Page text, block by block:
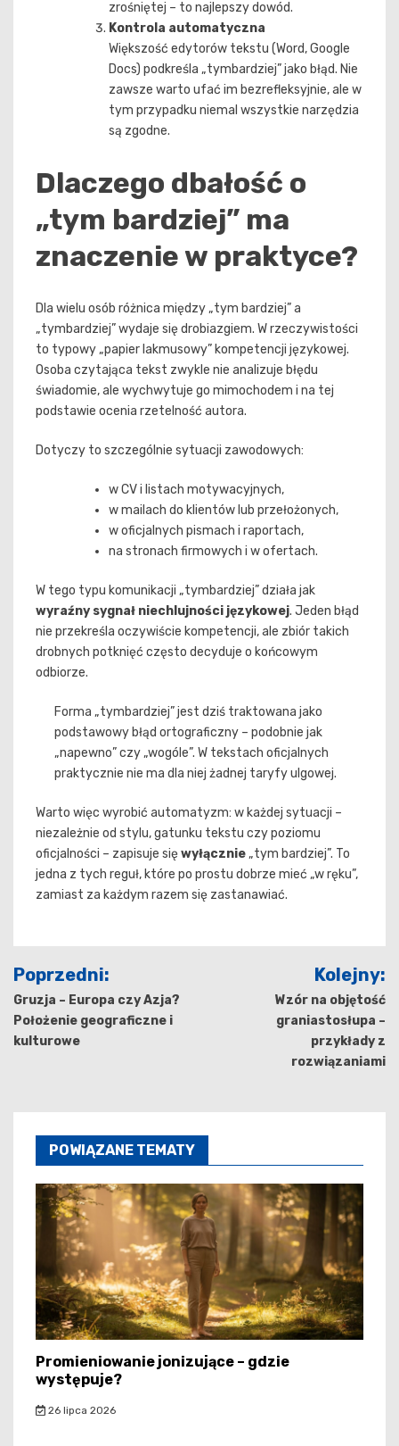
zrośniętej – to najlepszy dowód.
Kontrola automatyczna
Większość edytorów tekstu (Word, Google
Docs) podkreśla „tymbardziej” jako błąd. Nie
zawsze warto ufać im bezrefleksyjnie, ale w
tym przypadku niemal wszystkie narzędzia
są zgodne.
Dlaczego dbałość o
„tym bardziej” ma
znaczenie w praktyce?
Dla wielu osób różnica między „tym bardziej” a
„tymbardziej” wydaje się drobiazgiem. W rzeczywistości
to typowy „papier lakmusowy” kompetencji językowej.
Osoba czytająca tekst zwykle nie analizuje błędu
świadomie, ale wychwytuje go mimochodem i na tej
podstawie ocenia rzetelność autora.
Dotyczy to szczególnie sytuacji zawodowych:
w CV i listach motywacyjnych,
w mailach do klientów lub przełożonych,
w oficjalnych pismach i raportach,
na stronach firmowych i w ofertach.
W tego typu komunikacji „tymbardziej” działa jak
wyraźny sygnał niechlujności językowej. Jeden błąd
nie przekreśla oczywiście kompetencji, ale zbiór takich
drobnych potknięć często decyduje o końcowym
odbiorze.
Forma „tymbardziej” jest dziś traktowana jako
podstawowy błąd ortograficzny – podobnie jak
„napewno” czy „wogóle”. W tekstach oficjalnych
praktycznie nie ma dla niej żadnej taryfy ulgowej.
Warto więc wyrobić automatyzm: w każdej sytuacji –
niezależnie od stylu, gatunku tekstu czy poziomu
oficjalności – zapisuje sięwyłącznie „tym bardziej”. To
jedna z tych reguł, które po prostu dobrze mieć „w ręku”,
zamiast za każdym razem się zastanawiać.
Nawigacja
wpisu
Poprzedni:
Gruzja – Europa czy Azja?
Położenie geograficzne i
kulturowe
Kolejny:
Wzór na objętość
graniastosłupa –
przykłady z
rozwiązaniami
POWIĄZANE TEMATY
Promieniowanie jonizujące – gdzie
występuje?
26 lipca 2026